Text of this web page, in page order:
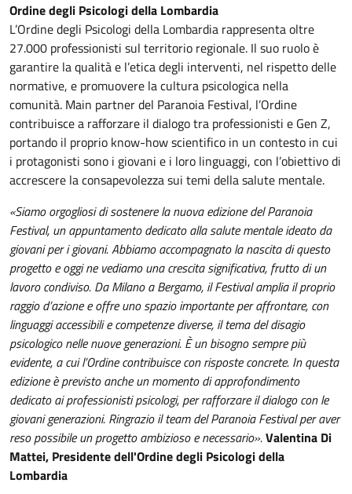
Ordine degli Psicologi della Lombardia
L’Ordine degli Psicologi della Lombardia rappresenta oltre
27.000 professionisti sul territorio regionale. Il suo ruolo è
garantire la qualità e l’etica degli interventi, nel rispetto delle
normative, e promuovere la cultura psicologica nella
comunità. Main partner del Paranoia Festival, l’Ordine
contribuisce a rafforzare il dialogo tra professionisti e Gen Z,
portando il proprio know-how scientifico in un contesto in cui
i protagonisti sono i giovani e i loro linguaggi, con l’obiettivo di
accrescere la consapevolezza sui temi della salute mentale.
«Siamo orgogliosi di sostenere la nuova edizione del Paranoia
Festival, un appuntamento dedicato alla salute mentale ideato da
giovani per i giovani. Abbiamo accompagnato la nascita di questo
progetto e oggi ne vediamo una crescita significativa, frutto di un
lavoro condiviso. Da Milano a Bergamo, il Festival amplia il proprio
raggio d’azione e offre uno spazio importante per affrontare, con
linguaggi accessibili e competenze diverse, il tema del disagio
psicologico nelle nuove generazioni. È un bisogno sempre più
evidente, a cui l’Ordine contribuisce con risposte concrete. In questa
edizione è previsto anche un momento di approfondimento
dedicato ai professionisti psicologi, per rafforzare il dialogo con le
giovani generazioni. Ringrazio il team del Paranoia Festival per aver
reso possibile un progetto ambizioso e necessario».Valentina Di
Mattei, Presidente dell'Ordine degli Psicologi della
Lombardia